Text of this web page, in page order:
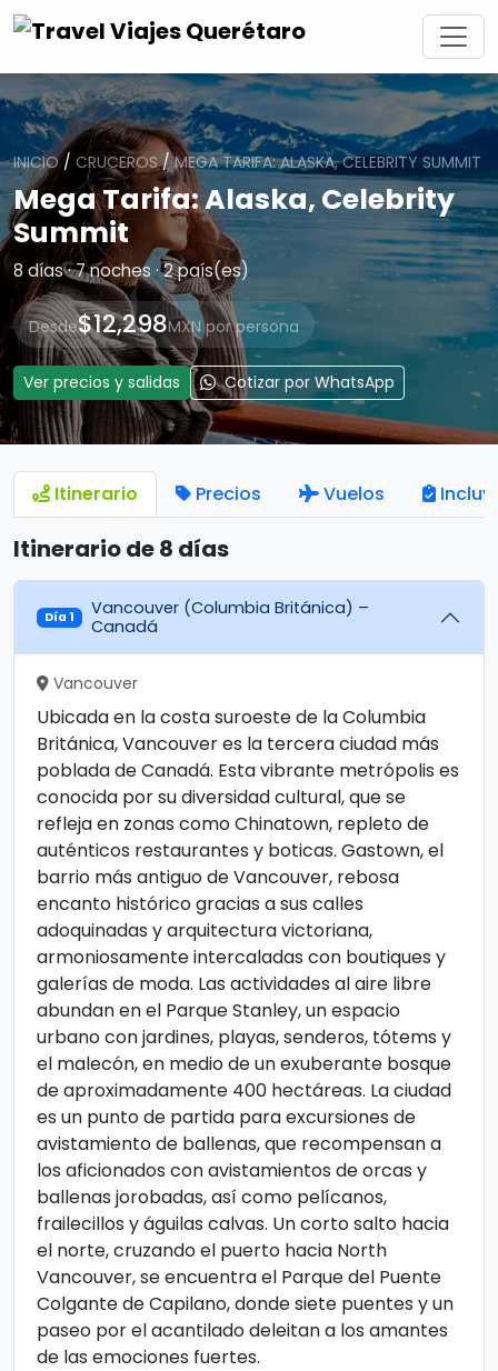
INICIO/ CRUCEROS/MEGA TARIFA: ALASKA, CELEBRITY SUMMIT
Mega Tarifa: Alaska, Celebrity
Summit
8 días · 7 noches · 2 país(es)
Desde$12,298MXN por persona
Ver precios y salidas Cotizar por WhatsApp
Itinerario Precios Vuelos
Itinerario de 8 días
Día 1
Vancouver (Columbia Británica) –
Canadá
Vancouver
Ubicada en la costa suroeste de la Columbia
Británica, Vancouver es la tercera ciudad más
poblada de Canadá. Esta vibrante metrópolis es
conocida por su diversidad cultural, que se
refleja en zonas como Chinatown, repleto de
auténticos restaurantes y boticas. Gastown, el
barrio más antiguo de Vancouver, rebosa
encanto histórico gracias a sus calles
adoquinadas y arquitectura victoriana,
armoniosamente intercaladas con boutiques y
galerías de moda. Las actividades al aire libre
abundan en el Parque Stanley, un espacio
urbano con jardines, playas, senderos, tótems y
el malecón, en medio de un exuberante bosque
de aproximadamente 400 hectáreas. La ciudad
es un punto de partida para excursiones de
avistamiento de ballenas, que recompensan a
los aficionados con avistamientos de orcas y
ballenas jorobadas, así como pelícanos,
frailecillos y águilas calvas. Un corto salto hacia
el norte, cruzando el puerto hacia North
Vancouver, se encuentra el Parque del Puente
Colgante de Capilano, donde siete puentes y un
paseo por el acantilado deleitan a los amantes
de las emociones fuertes.